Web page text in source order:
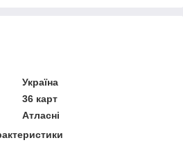
Україна
36 карт
Атласні